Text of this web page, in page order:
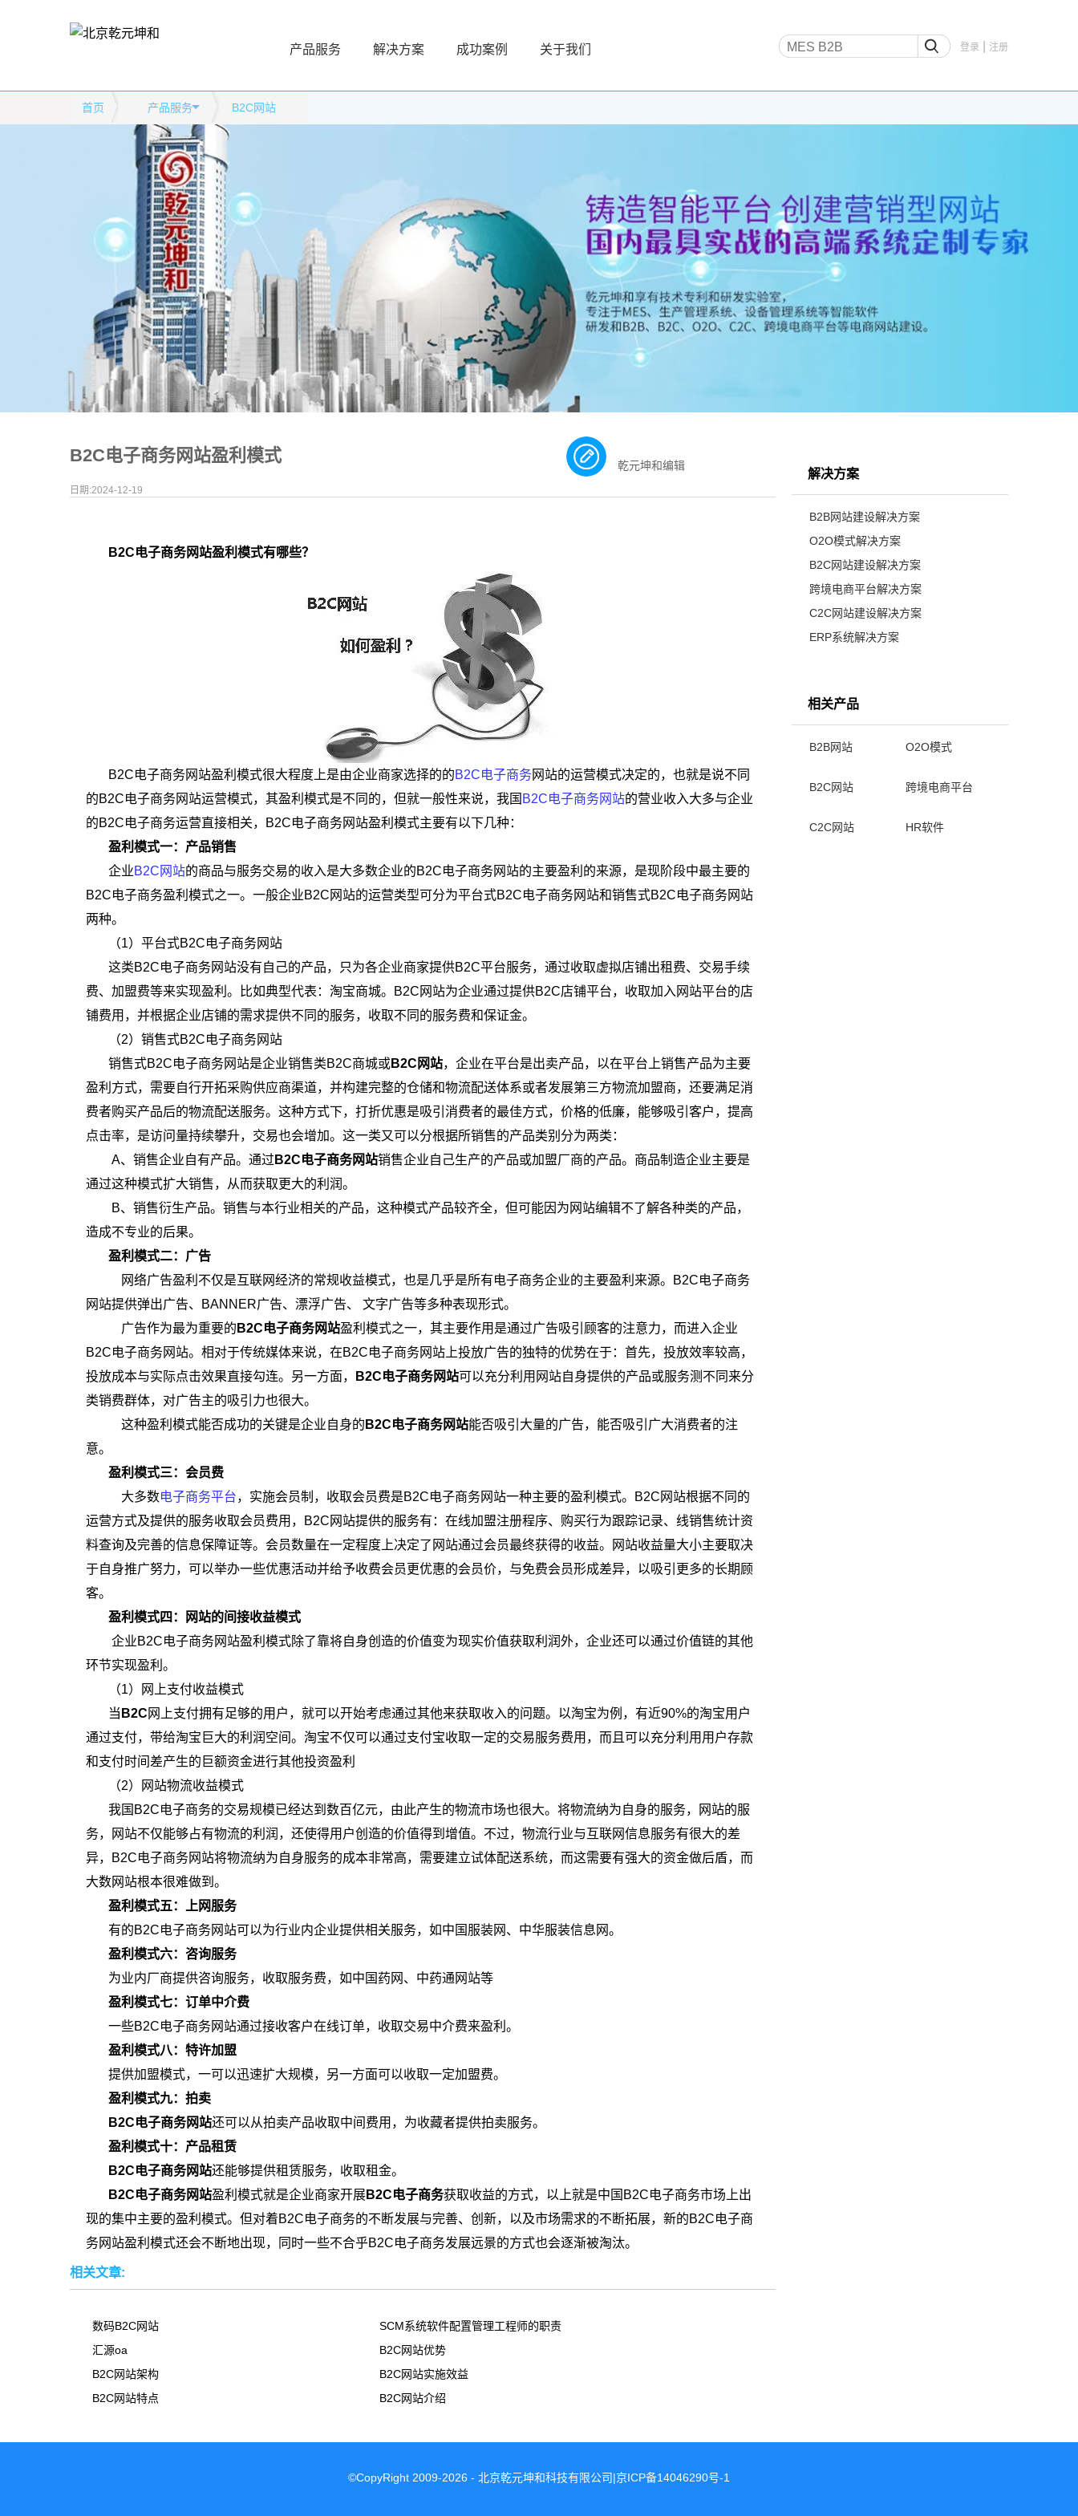
产品服务 解决方案 成功案例 关于我们 登录 注册
首页 产品服务 B2C网站
B2C电子商务网站盈利模式
日期:2024-12-19
乾元坤和编辑
B2C电子商务网站盈利模式有哪些？
B2C电子商务网站盈利模式很大程度上是由企业商家选择的的B2C电子商务网站的运营模式决定的，也就是说不同
的B2C电子商务网站运营模式，其盈利模式是不同的，但就一般性来说，我国 B2C电子商务网站的营业收入大多与企业
的B2C电子商务运营直接相关，B2C电子商务网站盈利模式主要有以下几种：
盈利模式一：产品销售
企业B2C网站的商品与服务交易的收入是大多数企业的B2C电子商务网站的主要盈利的来源，是现阶段中最主要的
B2C电子商务盈利模式之一。一般企业B2C网站的运营类型可分为平台式B2C电子商务网站和销售式B2C电子商务网站
两种。
（1）平台式B2C电子商务网站
这类B2C电子商务网站没有自己的产品，只为各企业商家提供B2C平台服务，通过收取虚拟店铺出租费、交易手续
费、加盟费等来实现盈利。比如典型代表：淘宝商城。B2C网站为企业通过提供B2C店铺平台，收取加入网站平台的店
铺费用，并根据企业店铺的需求提供不同的服务，收取不同的服务费和保证金。
（2）销售式B2C电子商务网站
销售式B2C电子商务网站是企业销售类B2C商城或B2C网站，企业在平台是出卖产品，以在平台上销售产品为主要
盈利方式，需要自行开拓采购供应商渠道，并构建完整的仓储和物流配送体系或者发展第三方物流加盟商，还要满足消
费者购买产品后的物流配送服务。这种方式下，打折优惠是吸引消费者的最佳方式，价格的低廉，能够吸引客户，提高
点击率，是访问量持续攀升，交易也会增加。这一类又可以分根据所销售的产品类别分为两类：
A、销售企业自有产品。通过 B2C电子商务网站销售企业自己生产的产品或加盟厂商的产品。商品制造企业主要是
通过这种模式扩大销售，从而获取更大的利润。
B、销售衍生产品。销售与本行业相关的产品，这种模式产品较齐全，但可能因为网站编辑不了解各种类的产品，
造成不专业的后果。
盈利模式二：广告
网络广告盈利不仅是互联网经济的常规收益模式，也是几乎是所有电子商务企业的主要盈利来源。B2C电子商务
网站提供弹出广告、BANNER广告、漂浮广告、 文字广告等多种表现形式。
广告作为最为重要的 B2C电子商务网站盈利模式之一，其主要作用是通过广告吸引顾客的注意力，而进入企业
B2C电子商务网站。相对于传统媒体来说，在B2C电子商务网站上投放广告的独特的优势在于：首先，投放效率较高，
投放成本与实际点击效果直接勾连。另一方面，
B2C电子商务网站可以充分利用网站自身提供的产品或服务测不同来分
类销费群体，对广告主的吸引力也很大。
这种盈利模式能否成功的关键是企业自身的 B2C电子商务网站能否吸引大量的广告，能否吸引广大消费者的注
意。
盈利模式三：会员费
大多数电子商务平台，实施会员制，收取会员费是B2C电子商务网站一种主要的盈利模式。B2C网站根据不同的
运营方式及提供的服务收取会员费用，B2C网站提供的服务有：在线加盟注册程序、购买行为跟踪记录、线销售统计资
料查询及完善的信息保障证等。会员数量在一定程度上决定了网站通过会员最终获得的收益。网站收益量大小主要取决
于自身推广努力，可以举办一些优惠活动并给予收费会员更优惠的会员价，与免费会员形成差异，以吸引更多的长期顾
客。
盈利模式四：网站的间接收益模式
企业B2C电子商务网站盈利模式除了靠将自身创造的价值变为现实价值获取利润外，企业还可以通过价值链的其他
环节实现盈利。
（1）网上支付收益模式
当 B2C 网上支付拥有足够的用户，就可以开始考虑通过其他来获取收入的问题。以淘宝为例，有近90%的淘宝用户
通过支付，带给淘宝巨大的利润空间。淘宝不仅可以通过支付宝收取一定的交易服务费用，而且可以充分利用用户存款
和支付时间差产生的巨额资金进行其他投资盈利
（2）网站物流收益模式
我国B2C电子商务的交易规模已经达到数百亿元，由此产生的物流市场也很大。将物流纳为自身的服务，网站的服
务，网站不仅能够占有物流的利润，还使得用户创造的价值得到增值。不过，物流行业与互联网信息服务有很大的差
异，B2C电子商务网站将物流纳为自身服务的成本非常高，需要建立试体配送系统，而这需要有强大的资金做后盾，而
大数网站根本很难做到。
盈利模式五：
上网服务
有的B2C电子商务网站可以为行业内企业提供相关服务，如中国服装网、中华服装信息网。
盈利模式六： 咨询服务
为业内厂商提供咨询服务，收取服务费，如中国药网、中药通网站等
盈利模式七： 订单中介费
一些B2C电子商务网站通过接收客户在线订单，收取交易中介费来盈利。
盈利模式八： 特许加盟
提供加盟模式，一可以迅速扩大规模，另一方面可以收取一定加盟费。
盈利模式九： 拍卖
B2C电子商务网站还可以从拍卖产品收取中间费用，为收藏者提供拍卖服务。
盈利模式十： 产品租赁
B2C电子商务网站还能够提供租赁服务，收取租金。
B2C电子商务网站盈利模式就是企业商家开展B2C电子商务获取收益的方式，以上就是中国B2C电子商务市场上出
现的集中主要的盈利模式。但对着B2C电子商务的不断发展与完善、创新，以及市场需求的不断拓展，新的B2C电子商
务网站盈利模式还会不断地出现，同时一些不合乎B2C电子商务发展远景的方式也会逐渐被淘汰。
相关文章:
数码B2C网站
SCM系统软件配置管理工程师的职责
汇源oa
B2C网站优势
B2C网站架构
B2C网站实施效益
B2C网站特点
B2C网站介绍
解决方案
B2B网站建设解决方案
O2O模式解决方案
B2C网站建设解决方案
跨境电商平台解决方案
C2C网站建设解决方案
ERP系统解决方案
相关产品
B2B网站 O2O模式
B2C网站 跨境电商平台
C2C网站 HR软件
©CopyRight 2009-2026 - 北京乾元坤和科技有限公司|京ICP备14046290号-1